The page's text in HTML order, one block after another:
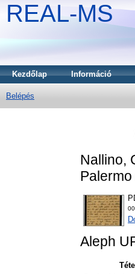
REAL-MS
Kezdőlap Információ
Belépés
Nallino,
Aleph